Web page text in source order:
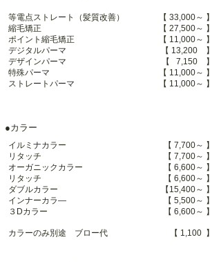
等電点ストレート（髪質改善​）
縮毛矯正
ポイント縮毛矯正
デジタルパーマ
デザインパーマ
特殊パーマ
ストレートパーマ
【 33,000～ 】
【 27,500～ 】
【 11,000～ 】
【 13,200 】
【 7,150 】
【 11,000～ 】
【 11,000～ 】
●カラー
イルミナカラー
リタッチ
オーガニックカラー
リタッチ
ダブルカラー
インナーカラ―
３Dカラー
カラーのみ別途 ブロー代
【 7,700～ 】
【 7,700～ 】
【 6,600～ 】
【 6,600～ 】
【15,400～ 】
【 5,500～ 】
【 6,600～ 】
【 1,100 】